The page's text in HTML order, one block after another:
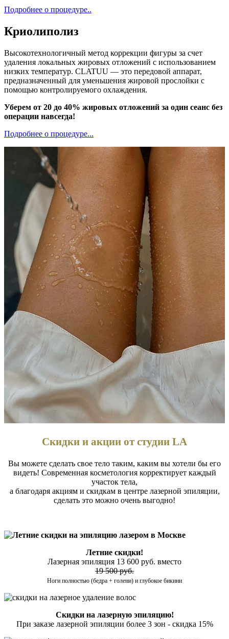
Подробнее о процедуре..
Криолиполиз
Высокотехнологичный метод коррекции фигуры за счет
удаления локальных жировых отложений с использованием
низких температур. CLATUU — это передовой аппарат,
предназначенный для уменьшения жировой прослойки с
помощью контролируемого охлаждения.
Уберем от 20 до 40% жировых отложений за один сеанс без
операции навсегда!
Подробнее о процедуре...
Скидки и акции от студии LA
Вы можете сделать свое тело таким, каким вы хотели бы его
видеть! Современная косметология корректирует каждый
участок тела,
а благодаря акциям и скидкам в центре лазерной эпиляции,
сделать это можно очень выгодно!
Летние скидки!
Лазерная эпиляция 13 600 руб. вместо
19 500 руб.
Ноги полностью (бедра + голени) и глубокое бикини
Скидки на лазерную эпиляцию!
При заказе лазерной эпиляции более 3 зон - скидка 15%